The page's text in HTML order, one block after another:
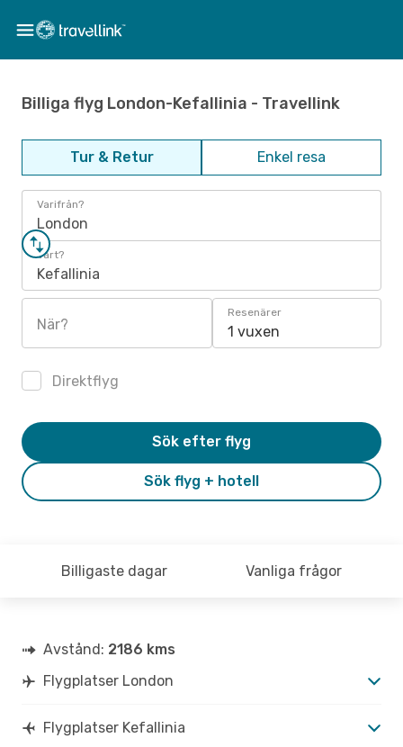
Billiga flyg London-Kefallinia - Travellink
Tur & Retur Enkel resa
Varifrån?
London
Vart?
Kefallinia
När?
Resenärer
1 vuxen
Direktflyg
Sök flyg + hotell
Sök efter flyg
Billigaste dagar Vanliga frågor
Avstånd: 2186 kms
Flygplatser London
Flygplatser Kefallinia